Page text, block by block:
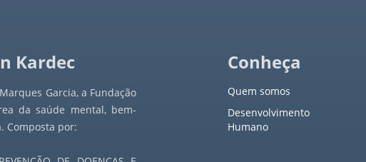
- 1949
- 1950
- 1951
Kardec
Garcia, a Fundação
da saúde mental, bem-
Composta por:
Conheça
Quem somos
Desenvolvimento
Humano